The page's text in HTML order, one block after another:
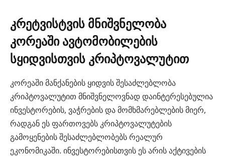
კრეტვისტვის მნიშვნელობა
კორეაში ავტომობილების
სყიდვისთვის კრიპტოვალუტით
კორეაში მანქანების ყიდვის შესაძლებლობა
კრიპტოვალუტით მნიშვნელოვნად დაინტერესებულია
ინვესტორების, ვაჭრების და მომხმარებლების მიერ,
რადგან ეს ფართოვებს კრიპტოვალუტების
გამოყენების შესაძლებლობებს რეალურ
ეკონომიკაში. ინვესტორებისთვის ეს არის აქტივების